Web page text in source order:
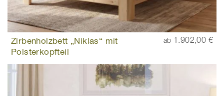
Zirbenholzbett „Niklas“ mit
Polsterkopfteil
ab 1.902,00 €